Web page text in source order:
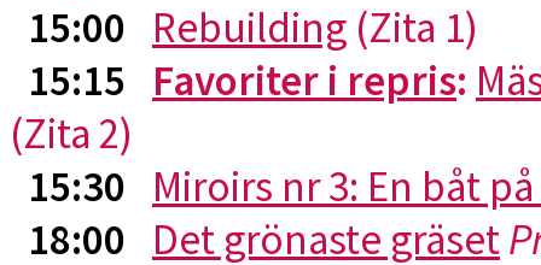
15:00 Rebuilding (Zita 1)
15:15 Favoriter i repris:
(Zita 2)
15:30 Miroirs nr 3: En båt
18:00 Det grönaste gräset